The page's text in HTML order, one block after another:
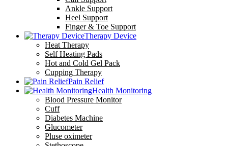
Ankle Support
Heel Support
Finger & Toe Support
Therapy Device
Heat Therapy
Self Heating Pads
Hot and Cold Gel Pack
Cupping Therapy
Pain Relief
Health Monitoring
Blood Pressure Monitor
Cuff
Diabetes Machine
Glucometer
Pluse oximeter